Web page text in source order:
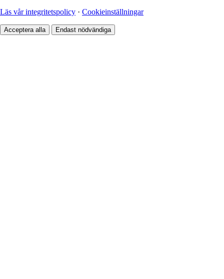
Läs vår integritetspolicy · Cookieinställningar
Acceptera alla Endast nödvändiga